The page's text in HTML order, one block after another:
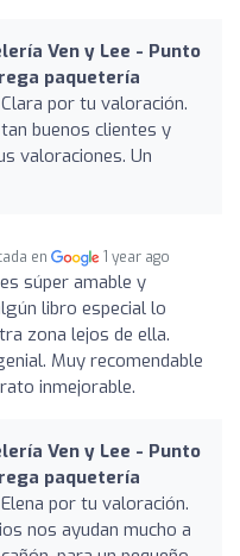
Ven y Lee - Punto
paquetería
por tu valoración.
buenos clientes y
valoraciones. Un
en 1 year ago
súper amable y
libro especial lo
zona lejos de ella.
Muy recomendable
inmejorable.
Ven y Lee - Punto
paquetería
por tu valoración.
nos ayudan mucho a